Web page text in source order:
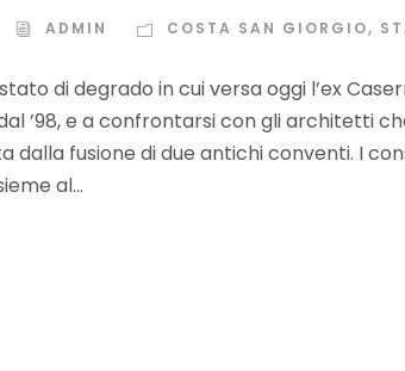
ADMIN COSTA SAN GIORGIO,
di degrado in cui versa oggi l’ex
’98, e a confrontarsi con gli architetti
fusione di due antichi conventi. I
al...